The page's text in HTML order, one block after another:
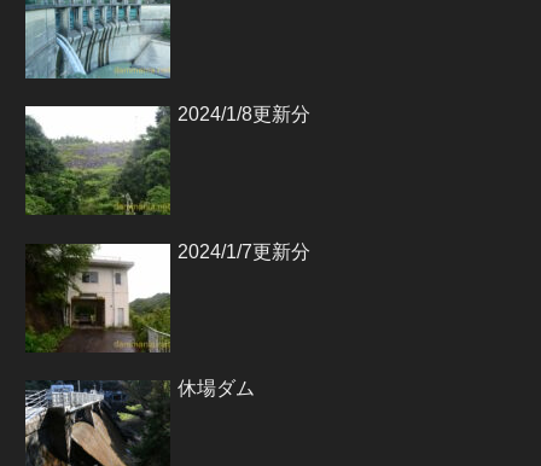
2024/1/8更新分
2024/1/7更新分
休場ダム